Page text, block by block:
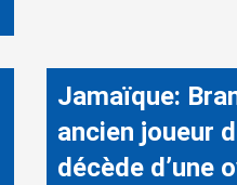
Jamaïque:
ancien joueur
décède d’une